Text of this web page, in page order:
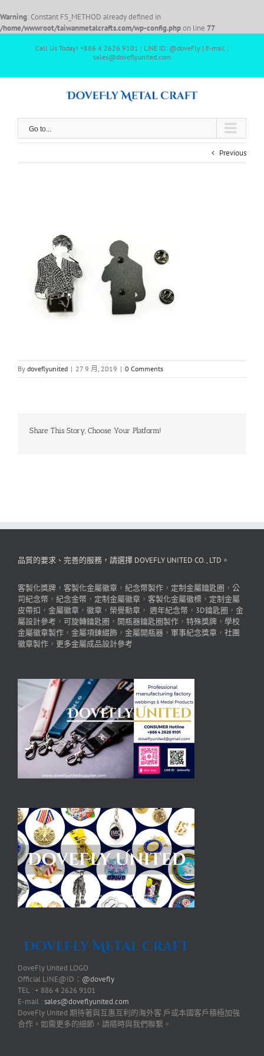
Warning: Constant FS_METHOD already defined in
/home/wwwroot/taiwanmetalcrafts.com/wp-config.phpon line 77
Call Us Today! +886 4 2626 9101 | LINE ID: @doveFly | E-mail :
sales@doveflyunited.com
Go to...
Previous
By doveflyunited | 27 9 月, 2019 | 0 Comments
Share This Story, Choose Your Platform!
品質的要求、完善的服務，請選擇 DOVEFLY UNITED CO., LTD。
客製化獎牌 ， 客製化金屬徽章 ， 紀念幣製作 ， 定制金屬鑰匙圈 ， 公
司紀念幣 ， 紀念金幣 ， 定制金屬徽章 ， 客製化金屬徽標 ， 定制金屬
皮帶扣 ， 金屬徽章 ， 徽章 ， 榮譽勳章 ， 週年紀念幣 ， 3D鑰匙圈 ， 金
屬設計參考 ， 可旋轉鑰匙圈 ， 開瓶器鑰匙圈製作 ， 特殊獎牌 ， 學校
金屬徽章製作 ， 金屬項鍊綴飾 ， 金屬開瓶器 ， 軍事紀念獎章 ， 社團
徽章製作 ， 更多金屬成品設計參考
DoveFly United LOGO
Official LINE@ID： @dovefly
TEL : + 886 4 2626 9101
E-mail :sales@doveflyunited.com
DoveFly United 期待著與互惠互利的海外客 戶或本國客戶積極加強
合作。如需更多的細節，請隨時與我們聯繫。